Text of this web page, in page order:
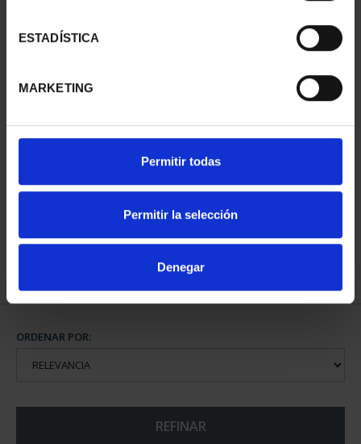
ESTADÍSTICA
MARKETING
Permitir todas
Permitir la selección
Denegar
VELÁZQUEZ (2024) 8
ESCUDOS
ORDENAR POR:
REFINAR